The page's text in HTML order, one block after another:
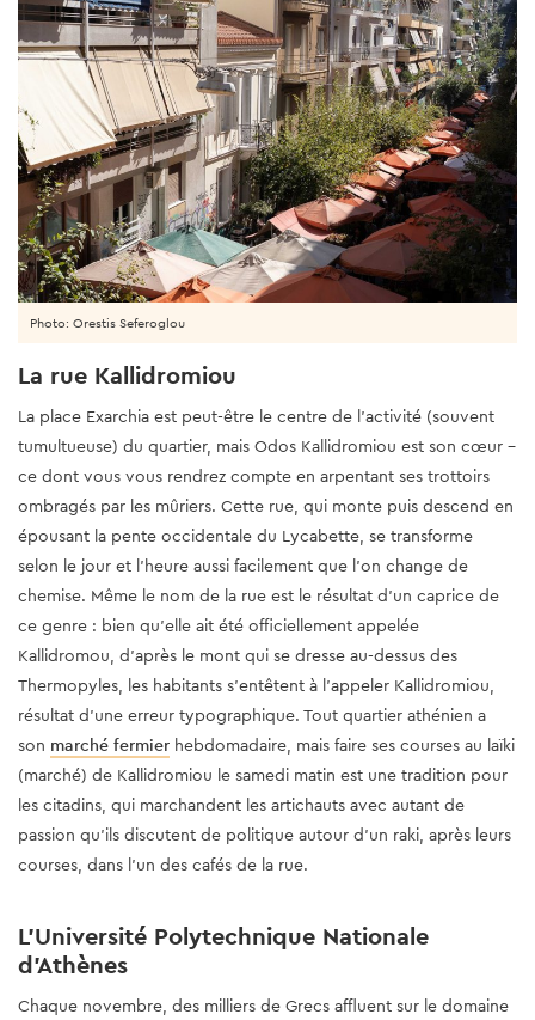
Photo: Orestis Seferoglou
La rue Kallidromiou
La place Exarchia est peut-être le centre de l’activité (souvent
tumultueuse) du quartier, mais Odos Kallidromiou est son cœur –
ce dont vous vous rendrez compte en arpentant ses trottoirs
ombragés par les mûriers. Cette rue, qui monte puis descend en
épousant la pente occidentale du Lycabette, se transforme
selon le jour et l’heure aussi facilement que l’on change de
chemise. Même le nom de la rue est le résultat d’un caprice de
ce genre : bien qu’elle ait été officiellement appelée
Kallidromou, d’après le mont qui se dresse au-dessus des
Thermopyles, les habitants s’entêtent à l’appeler Kallidromiou,
résultat d’une erreur typographique. Tout quartier athénien a
son marché fermier hebdomadaire, mais faire ses courses au laïki
(marché) de Kallidromiou le samedi matin est une tradition pour
les citadins, qui marchandent les artichauts avec autant de
passion qu’ils discutent de politique autour d’un raki, après leurs
courses, dans l’un des cafés de la rue.
L’Université Polytechnique Nationale
d'Athènes
Chaque novembre, des milliers de Grecs affluent sur le domaine